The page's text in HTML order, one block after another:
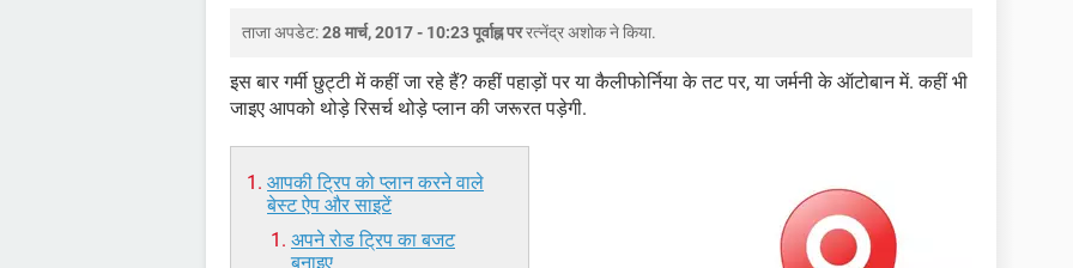
ताजा अपडेट:28 मार्च, 2017 - 10:23 पूर्वाह्न पररत्नेंद्र अशोकने किया.
इस बार गर्मी छुट्टी में कहीं जा रहे हैं? कहीं पहाड़ों पर या कैलीफोर्निया के तट पर, या जर्मनी के ऑटोबान में. कहीं भी
जाइए आपको थोड़े रिसर्च थोड़े प्लान की जरूरत पड़ेगी.
आपकी ट्रिप को प्लान करने वाले
बेस्ट ऐप और साइटें
अपने रोड ट्रिप का बजट
बनाइए